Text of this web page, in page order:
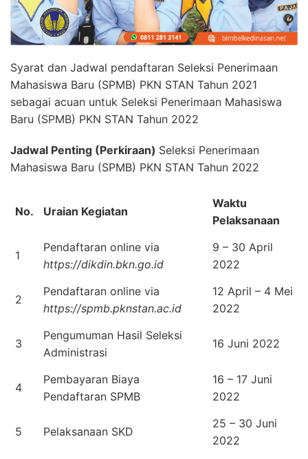
Syarat dan Jadwal pendaftaran Seleksi Penerimaan
Mahasiswa Baru (SPMB) PKN STAN Tahun 2021
sebagai acuan untuk Seleksi Penerimaan Mahasiswa
Baru (SPMB) PKN STAN Tahun 2022
Jadwal Penting (Perkiraan) Seleksi Penerimaan
Mahasiswa Baru (SPMB) PKN STAN Tahun 2022
No. Uraian Kegiatan
Waktu
Pelaksanaan
1
Pendaftaran online via
https://dikdin.bkn.go.id
9 – 30 April
2022
2
Pendaftaran online via
https://spmb.pknstan.ac.id
12 April – 4 Mei
2022
3
Pengumuman Hasil Seleksi
Administrasi
16 Juni 2022
4
Pembayaran Biaya
Pendaftaran SPMB
16 – 17 Juni
2022
5 Pelaksanaan SKD
25 – 30 Juni
2022